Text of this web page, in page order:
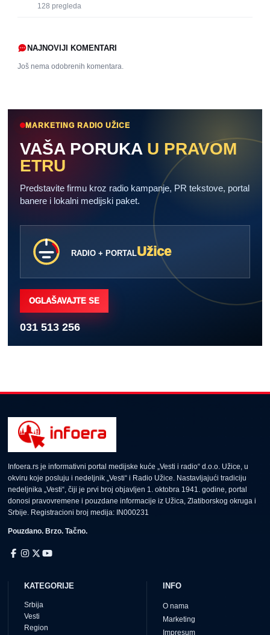
128 pregleda
NAJNOVIJI KOMENTARI
Još nema odobrenih komentara.
MARKETING RADIO UŽICE
VAŠA PORUKA U PRAVOM
ETRU
Predstavite firmu kroz radio kampanje, PR tekstove, portal
banere i lokalni medijski paket.
RADIO + PORTALUžice
OGLAŠAVAJTE SE
031 513 256
Infoera.rs je informativni portal medijske kuće „Vesti i radio“ d.o.o. Užice, u
okviru koje posluju i nedeljnik „Vesti“ i Radio Užice. Nastavljajući tradiciju
nedeljnika „Vesti“, čiji je prvi broj objavljen 1. oktobra 1941. godine, portal
donosi pravovremene i pouzdane informacije iz Užica, Zlatiborskog okruga i
Srbije. Registracioni broj medija: IN000231
Pouzdano. Brzo. Tačno.
KATEGORIJE
Srbija
Vesti
Region
INFO
O nama
Marketing
Impresum